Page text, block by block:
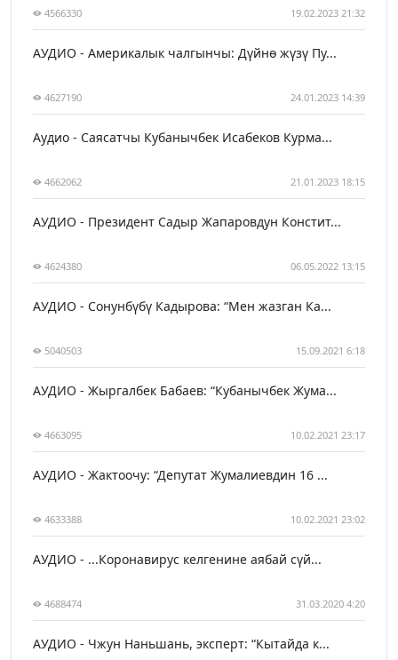
4566330 19.02.2023 21:32
АУДИО - Америкалык чалгынчы: Дүйнө жүзү Пу...
4627190 24.01.2023 14:39
Аудио - Саясатчы Кубанычбек Исабеков Курма...
4662062 21.01.2023 18:15
АУДИО - Президент Садыр Жапаровдун Констит...
4624380 06.05.2022 13:15
АУДИО - Сонунбүбү Кадырова: “Мен жазган Ка...
5040503 15.09.2021 6:18
АУДИО - Жыргалбек Бабаев: “Кубанычбек Жума...
4663095 10.02.2021 23:17
АУДИО - Жактоочу: “Депутат Жумалиевдин 16 ...
4633388 10.02.2021 23:02
АУДИО - ...Коронавирус келгенине аябай сүй...
4688474 31.03.2020 4:20
АУДИО - Чжун Наньшань, эксперт: “Кытайда к...